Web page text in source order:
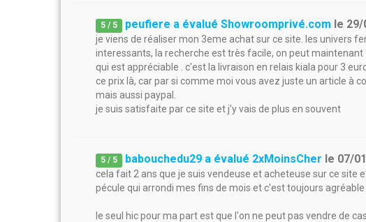
5 / 5 peufiere a évalué Showroomprivé.com le 29/
je viens de réaliser mon 3eme achat sur ce site. les univers
interessants, la recherche est très facile, on peut
qui est appréciable . c'est la livraison en relais kiala pour 3
ce prix là, car par si comme moi vous avez juste un article à
mais aussi paypal.
je suis satisfaite par ce site et j'y vais de plus en souvent
5 / 5 babouchedu29 a évalué 2xMoinsCher le 07/
cela fait 2 ans que je suis vendeuse et acheteuse sur ce
pécule qui arrondi mes fins de mois et c'est toujours agréable
le seul hic pour ma part est que l'on ne peut pas vendre de